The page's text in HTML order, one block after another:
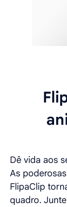
Dê vida aos
As
FlipaClip
quadro.